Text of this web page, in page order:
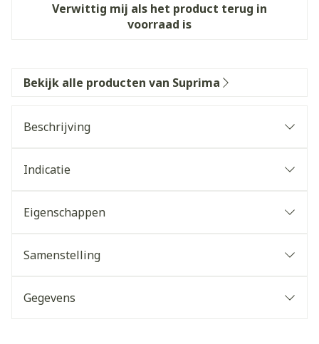
Verwittig mij als het product terug in
voorraad is
Bekijk alle producten van Suprima
Beschrijving
Indicatie
Eigenschappen
Samenstelling
Gegevens